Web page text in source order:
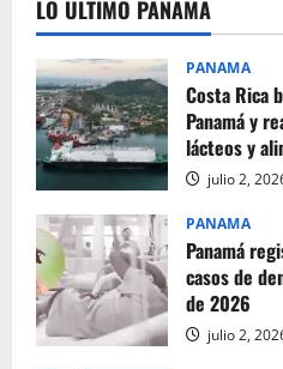
LO ULTIMO PANAMA
PANAMA
Costa Rica
Panamá y
lácteos y
julio 2,
PANAMA
Panamá
casos de
de 2026
julio 2,